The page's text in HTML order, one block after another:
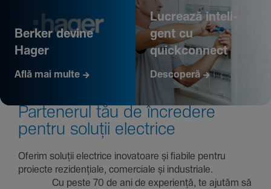
Berker devine
Hager
Află mai multe
Lucrează inte­li­
gent cu
quickconnect
Descoperă
Parte­nerul tău de încre­dere
pentru soluții electrice
Oferim soluții electrice inova­toare și fiabile pentru
proiecte rezi­den­țiale, comer­ciale și indus­triale.
Cu peste 70 de ani de expe­riență, te ajutăm să